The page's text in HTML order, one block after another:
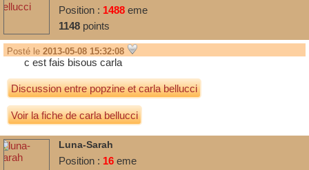
Position : 1488 eme
1148 points
Posté le 2013-05-08 15:32:08
c est fais bisous carla
Discussion entrepopzineetcarla bellucci
Voir la fiche de carla bellucci
Luna-Sarah
Position : 16 eme